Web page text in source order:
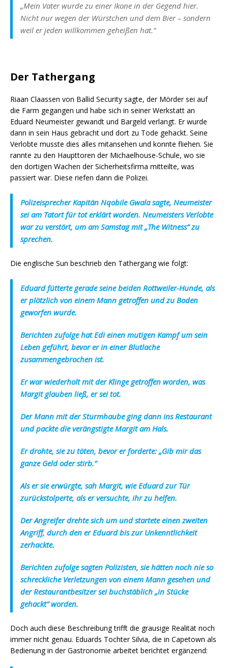
„Mein Vater wurde zu einer Ikone in der Gegend hier.
Nicht nur wegen der Würstchen und dem Bier – sondern
weil er jeden willkommen geheißen hat.“
Der Tathergang
Riaan Claassen von Ballid Security sagte, der Mörder sei auf
die Farm gegangen und habe sich in seiner Werkstatt an
Eduard Neumeister gewandt und Bargeld verlangt. Er wurde
dann in sein Haus gebracht und dort zu Tode gehackt. Seine
Verlobte musste dies alles mitansehen und konnte fliehen. Sie
rannte zu den Haupttoren der Michaelhouse-Schule, wo sie
den dortigen Wachen der Sicherheitsfirma mitteilte, was
passiert war. Diese riefen dann die Polizei.
Polizeisprecher Kapitän Nqobile Gwala sagte, Neumeister
sei am Tatort für tot erklärt worden. Neumeisters Verlobte
war zu verstört, um am Samstag mit „The Witness“ zu
sprechen.
Die englische Sun beschrieb den Tathergang wie folgt:
Eduard fütterte gerade seine beiden Rottweiler-Hunde, als
er plötzlich von einem Mann getroffen und zu Boden
geworfen wurde.
Berichten zufolge hat Edi einen mutigen Kampf um sein
Leben geführt, bevor er in einer Blutlache
zusammengebrochen ist.
Er war wiederholt mit der Klinge getroffen worden, was
Margit glauben ließ, er sei tot.
Der Mann mit der Sturmhaube ging dann ins Restaurant
und packte die verängstigte Margit am Hals.
Er drohte, sie zu töten, bevor er forderte: „Gib mir das
ganze Geld oder stirb.“
Als er sie erwürgte, sah Margit, wie Eduard zur Tür
zurückstolperte, als er versuchte, ihr zu helfen.
Der Angreifer drehte sich um und startete einen zweiten
Angriff, durch den er Eduard bis zur Unkenntlichkeit
zerhackte.
Berichten zufolge sagten Polizisten, sie hätten noch nie so
schreckliche Verletzungen von einem Mann gesehen und
der Restaurantbesitzer sei buchstäblich „in Stücke
gehackt“ worden.
Doch auch diese Beschreibung trifft die grausige Realität noch
immer nicht genau. Eduards Tochter Silvia, die in Capetown als
Bedienung in der Gastronomie arbeitet berichtet ergänzend: